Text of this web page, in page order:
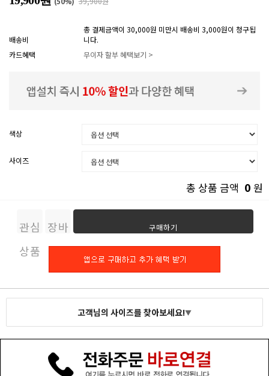
배송비
총 결제금액이 30,000원 미만시 배송비 3,000원이 청구됩
니다.
카드혜택
무이자 할부 혜택보기 >
색상
사이즈
총 상품 금액 0 원
관심
상품
장바
구니
구매하기
고객님의 사이즈를 찾아보세요!▼